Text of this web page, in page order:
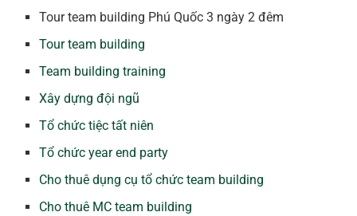
Tour team building Phú Quốc 3 ngày 2 đêm
Tour team building
Team building training
Xây dựng đội ngũ
Tổ chức tiệc tất niên
Tổ chức year end party
Cho thuê dụng cụ tổ chức team building
Cho thuê MC team building